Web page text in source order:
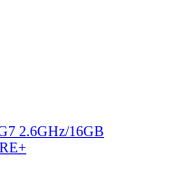
2.6GHz/16GB